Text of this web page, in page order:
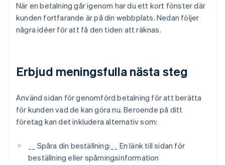
När en betalning går igenom har du ett kort fönster där
kunden fortfarande är på din webbplats. Nedan följer
några idéer för att få den tiden att räknas.
Erbjud meningsfulla nästa steg
Använd sidan för genomförd betalning för att berätta
för kunden vad de kan göra nu. Beroende på ditt
företag kan det inkludera alternativ som:
__ Spåra din beställning:__ En länk till sidan för
beställning eller spårningsinformation